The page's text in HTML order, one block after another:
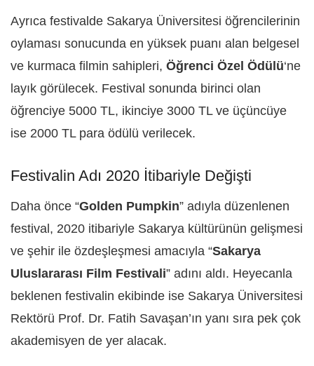
Ayrıca festivalde Sakarya Üniversitesi öğrencilerinin
oylaması sonucunda en yüksek puanı alan belgesel
ve kurmaca filmin sahipleri, Öğrenci Özel Ödülü‘ne
layık görülecek. Festival sonunda birinci olan
öğrenciye 5000 TL, ikinciye 3000 TL ve üçüncüye
ise 2000 TL para ödülü verilecek.
Festivalin Adı 2020 İtibariyle Değişti
Daha önce “Golden Pumpkin” adıyla düzenlenen
festival, 2020 itibariyle Sakarya kültürünün gelişmesi
ve şehir ile özdeşleşmesi amacıyla “Sakarya
Uluslararası Film Festivali” adını aldı. Heyecanla
beklenen festivalin ekibinde ise Sakarya Üniversitesi
Rektörü Prof. Dr. Fatih Savaşan’ın yanı sıra pek çok
akademisyen de yer alacak.